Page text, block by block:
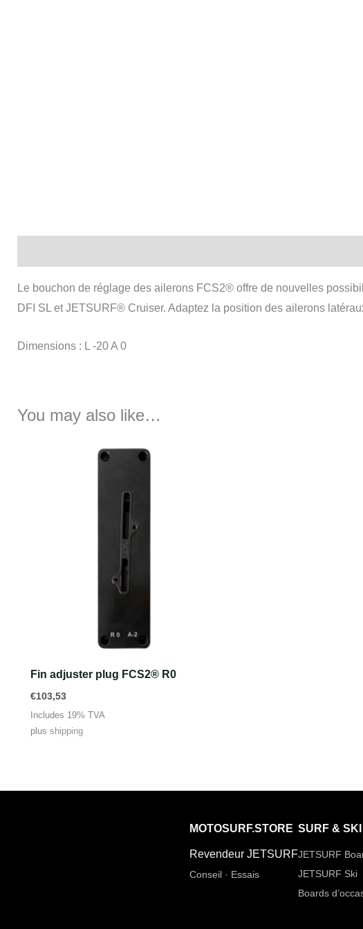
Le bouchon de réglage des ailerons FCS2® offre de nouvelles
DFI SL et JETSURF® Cruiser. Adaptez la position des ailerons
Dimensions : L -20 A 0
You may also like…
Fin adjuster plug FCS2® R0
€103,53
Includes 19% TVA
plusshipping
MOTOSURF.STORE
Revendeur JETSURF
Conseil · Essais
SURF & SKI
JETSURF
JETSURF Ski
Boards